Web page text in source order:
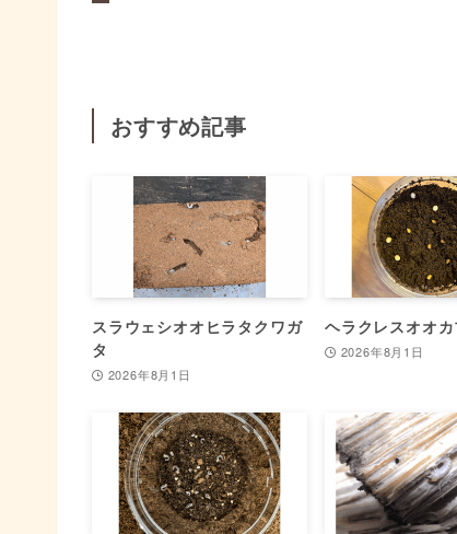
おすすめ記事
スラウェシオオヒラタクワガ
タ
2026年8月1日
ヘラクレスオオカ
2026年8月1日